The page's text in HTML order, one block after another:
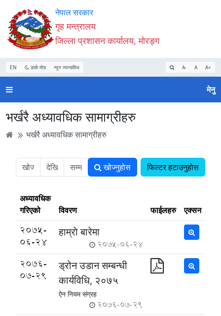
Accessibility
Mode
सुरु
गर्नुहोस्
सामाग्री
पढ्नुहाेस्
नेभिगेसन
पढ्नुहाेस्
वेबसाइट
खोजमा
जानुहोस्
नेपाल सरकार
गृह मन्त्रालय
जिल्ला प्रशासन कार्यालय, मोरङ्ग
EN डार्क मोड न्यून व्यान्डविथ A- A A+
मेनु
भर्खरै अध्यावधिक सामाग्रीहरु
भर्खरै अध्यावधिक सामाग्रीहरु
खोज्नुहोस फिल्टर हटाउनुहोस
अध्यावधिक
गरिएको
विवरण फाईलहरु एक्सन
2075-
06-24
हाम्राे बारेमा
2075-06-24
2076-
07-29
ड्रोन उडान सम्बन्धी
कार्यविधि, २०७५
ऐन नियम संग्रह
2076-07-29